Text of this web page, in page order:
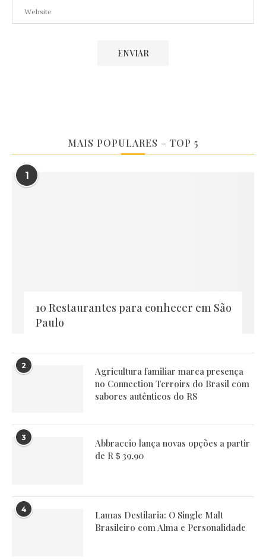
MAIS POPULARES – TOP 5
1
10 Restaurantes para conhecer em São
Paulo
2
Agricultura familiar marca presença
no Connection Terroirs do Brasil com
sabores autênticos do RS
3
Abbraccio lança novas opções a partir
de R＄39,90
4
Lamas Destilaria: O Single Malt
Brasileiro com Alma e Personalidade